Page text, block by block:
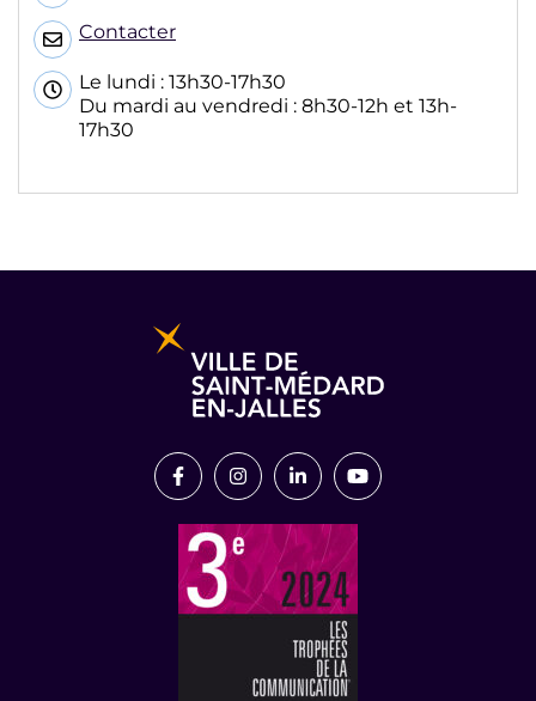
Contacter
Le lundi : 13h30-17h30
Du mardi au vendredi : 8h30-12h et 13h-
17h30
Lien vers le compte Facebook
Lien vers le compte Instagram
Lien vers le compte
Lien vers la